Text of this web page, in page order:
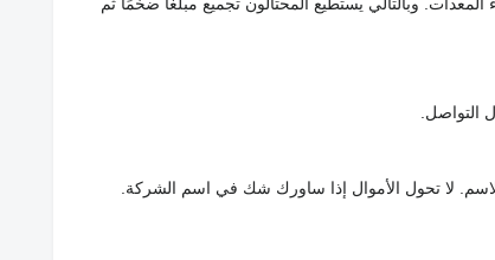
التواصل.
لا تحول الأموال إذا ساورك شك في اسم الشركة.